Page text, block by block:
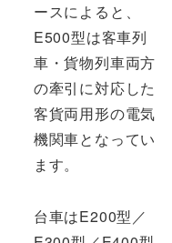
ースによると、
E500型は客車列
車・貨物列車両方
の牽引に対応した
客貨両用形の電気
機関車となってい
ます。
台車はE200型／